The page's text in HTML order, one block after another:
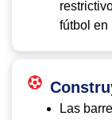
fútbol en
Las